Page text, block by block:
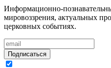
Информационно-
мировоззрения, актуальных
церковных событиях.
Подписаться